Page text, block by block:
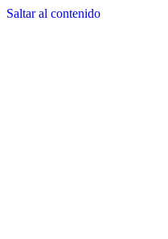
Saltar al contenido